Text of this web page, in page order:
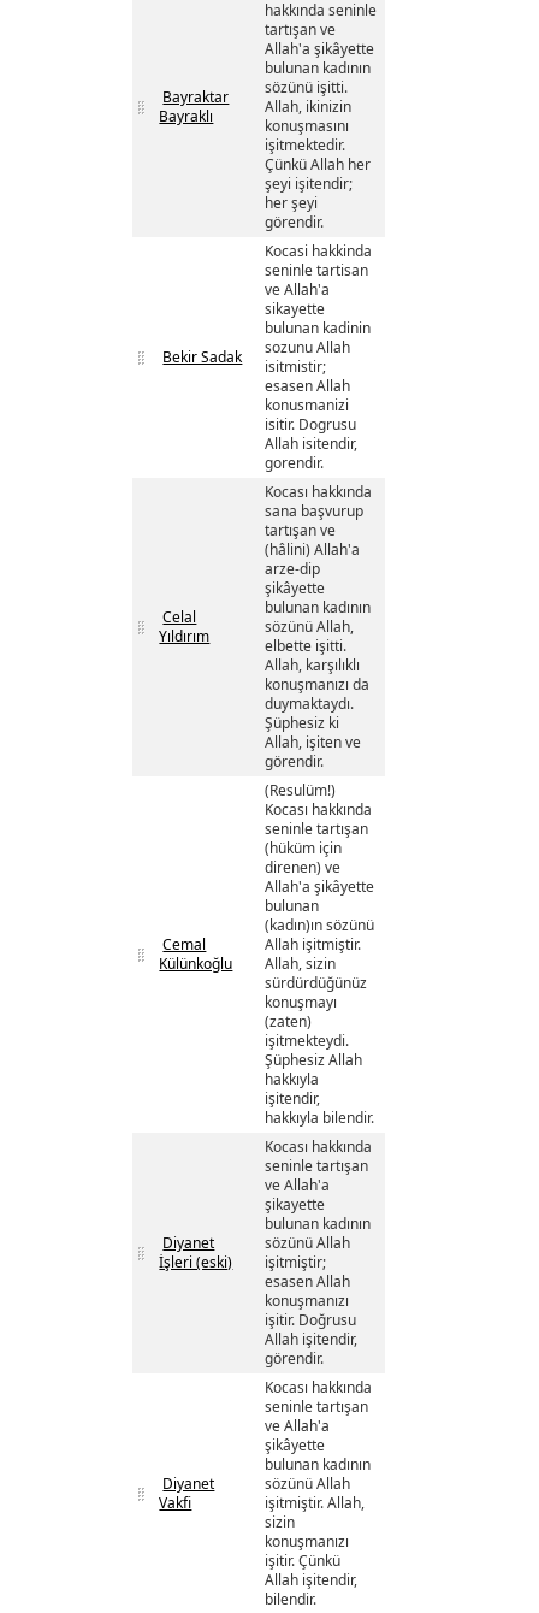
Bayraktar
Bayraklı
hakkında seninle
tartışan ve
Allah'a şikâyette
bulunan kadının
sözünü işitti.
Allah, ikinizin
konuşmasını
işitmektedir.
Çünkü Allah her
şeyi işitendir;
her şeyi
görendir.
Bekir Sadak
Kocasi hakkinda
seninle tartisan
ve Allah'a
sikayette
bulunan kadinin
sozunu Allah
isitmistir;
esasen Allah
konusmanizi
isitir. Dogrusu
Allah isitendir,
gorendir.
Celal
Yıldırım
Kocası hakkında
sana başvurup
tartışan ve
(hâlini) Allah'a
arze-dip
şikâyette
bulunan kadının
sözünü Allah,
elbette işitti.
Allah, karşılıklı
konuşmanızı da
duymaktaydı.
Şüphesiz ki
Allah, işiten ve
görendir.
Cemal
Külünkoğlu
(Resulüm!)
Kocası hakkında
seninle tartışan
(hüküm için
direnen) ve
Allah'a şikâyette
bulunan
(kadın)ın sözünü
Allah işitmiştir.
Allah, sizin
sürdürdüğünüz
konuşmayı
(zaten)
işitmekteydi.
Şüphesiz Allah
hakkıyla
işitendir,
hakkıyla bilendir.
Diyanet
İşleri (eski)
Kocası hakkında
seninle tartışan
ve Allah'a
şikayette
bulunan kadının
sözünü Allah
işitmiştir;
esasen Allah
konuşmanızı
işitir. Doğrusu
Allah işitendir,
görendir.
Diyanet
Vakfi
Kocası hakkında
seninle tartışan
ve Allah'a
şikâyette
bulunan kadının
sözünü Allah
işitmiştir. Allah,
sizin
konuşmanızı
işitir. Çünkü
Allah işitendir,
bilendir.